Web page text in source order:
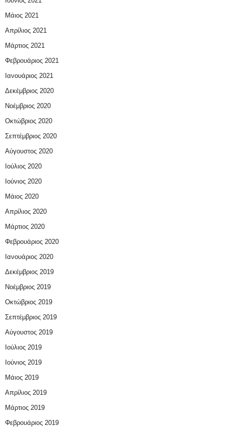
Μάιος 2021
Απρίλιος 2021
Μάρτιος 2021
Φεβρουάριος 2021
Ιανουάριος 2021
Δεκέμβριος 2020
Νοέμβριος 2020
Οκτώβριος 2020
Σεπτέμβριος 2020
Αύγουστος 2020
Ιούλιος 2020
Ιούνιος 2020
Μάιος 2020
Απρίλιος 2020
Μάρτιος 2020
Φεβρουάριος 2020
Ιανουάριος 2020
Δεκέμβριος 2019
Νοέμβριος 2019
Οκτώβριος 2019
Σεπτέμβριος 2019
Αύγουστος 2019
Ιούλιος 2019
Ιούνιος 2019
Μάιος 2019
Απρίλιος 2019
Μάρτιος 2019
Φεβρουάριος 2019